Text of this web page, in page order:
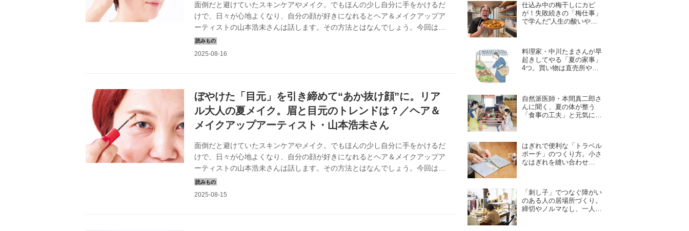
面倒だと避けていたスキンケアやメイク。でもほんの少し自分に手をかけるだ
けで、日々が心地よくなり、自分の顔が好きになれるとヘア＆メイクアップア
ーティストの山本浩未さんは話します。その方法とはなんでしょう。今回は、
頬と唇に血色を添える、チーク＆リップの取り入れ方を教わりました。（『天
然生活』2024年8月号掲載）
ぼやけた「目元」を引き締めて“あか抜け顔”に。リア
ル大人の夏メイク。眉と目元のトレンドは？／ヘア＆
メイクアップアーティスト・山本浩未さん
面倒だと避けていたスキンケアやメイク。でもほんの少し自分に手をかけるだ
けで、日々が心地よくなり、自分の顔が好きになれるとヘア＆メイクアップア
ーティストの山本浩未さんは話します。その方法とはなんでしょう。今回は、
目元を引き締める“黒”のメイク術について伺いました。（『天然生活』2024年
8月号掲載）
仕込み中の梅干しにカビ
が！失敗続きの「梅仕事」
で学んだ“人生の酸いや甘
料理家・中川たまさんが早
起きしてやる「夏の家事」
4つ。買い物は直売所や鎌
自然派医師・本間真二郎さ
んに聞く、夏の体が整う
「食事の工夫」と元気に過
はぎれで便利な「トラベル
ポーチ」のつくり方。小さ
なはぎれを縫い合わせ
「刺し子」でつなぐ障がい
のある人の居場所づくり。
締切やノルマなし、一人ひ